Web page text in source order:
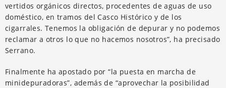
vertidos orgánicos directos, procedentes de aguas de uso
doméstico, en tramos del Casco Histórico y de los
cigarrales. Tenemos la obligación de depurar y no podemos
reclamar a otros lo que no hacemos nosotros”, ha precisado
Serrano.
Finalmente ha apostado por “la puesta en marcha de
minidepuradoras”, además de “aprovechar la posibilidad